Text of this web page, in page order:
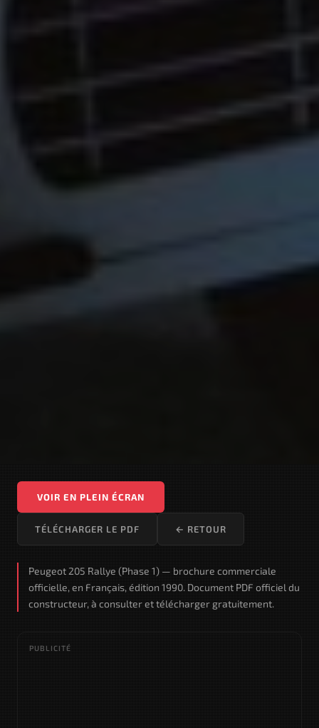
VOIR EN PLEIN ÉCRAN
TÉLÉCHARGER LE PDF ← RETOUR
Peugeot 205 Rallye (Phase 1) — brochure commerciale
officielle, en Français, édition 1990. Document PDF officiel du
constructeur, à consulter et télécharger gratuitement.
PUBLICITÉ